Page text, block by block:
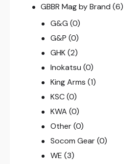
GBBR Mag by Brand (6)
G&G (0)
G&P (0)
GHK (2)
Inokatsu (0)
King Arms (1)
KSC (0)
KWA (0)
Other (0)
Socom Gear (0)
WE (3)